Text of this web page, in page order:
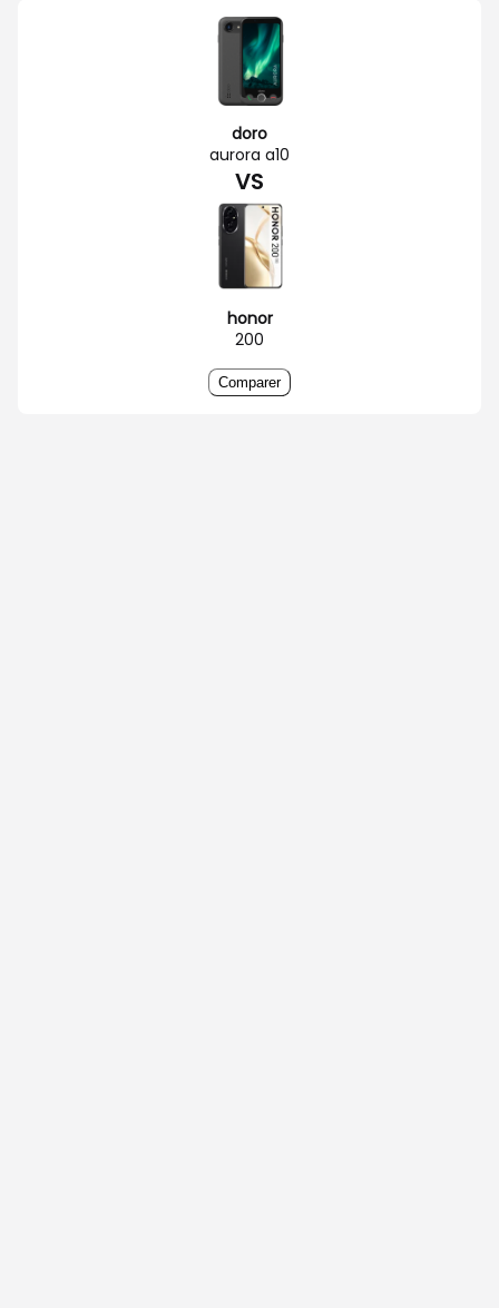
doro
aurora a10
VS
honor
200
Comparer